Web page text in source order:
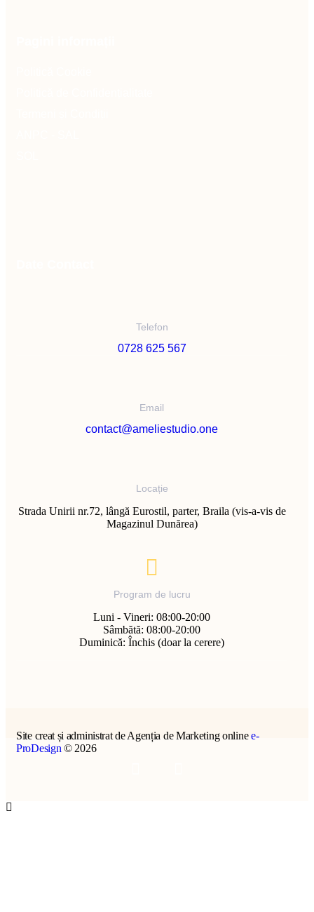
Telefon
0728 625 567
Email
contact@ameliestudio.one
Locație
Strada Unirii nr.72, lângă Eurostil, parter, Braila (vis-a-vis de
Magazinul Dunărea)
Program de lucru
Luni - Vineri: 08:00-20:00
Sâmbătă: 08:00-20:00
Duminică: Închis (doar la cerere)
Site creat și administrat de Agenția de Marketing onlinee-
ProDesign © 2026